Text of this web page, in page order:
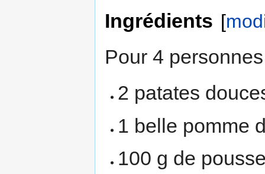
Ingrédients [
Pour 4
2 patates
1 belle pomme
100 g de